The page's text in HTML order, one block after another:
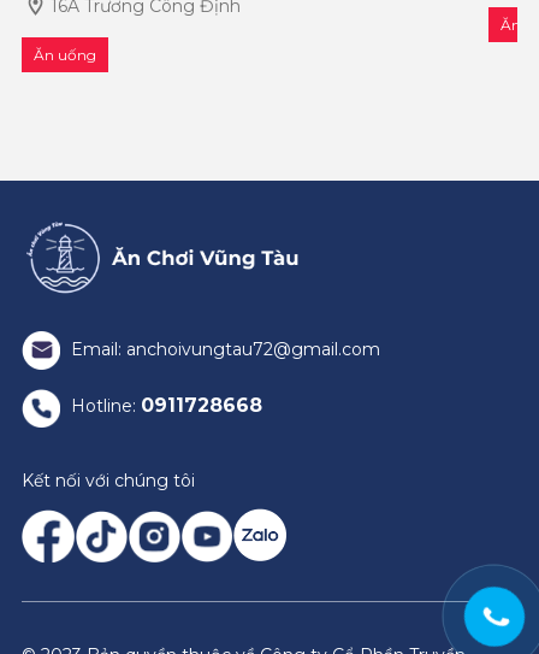
16A Trương Công Định
Ăn uống
Ăn
Email: anchoivungtau72@gmail.com
Hotline: 0911728668
Kết nối với chúng tôi